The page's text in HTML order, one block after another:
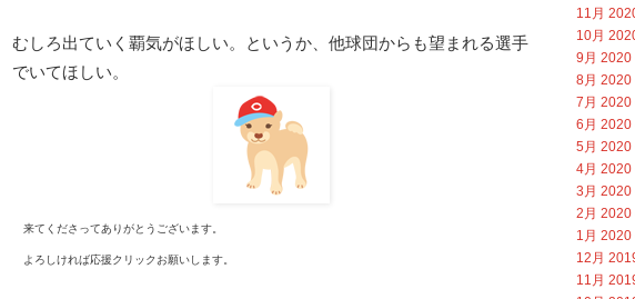
むしろ出ていく覇気がほしい。というか、他球団からも望まれる選手
でいてほしい。
来てくださってありがとうございます。
よろしければ応援クリックお願いします。
11月
10月
9月 2020
8月 2020
7月 2020
6月 2020
5月 2020
4月 2020
3月 2020
2月 2020
1月 2020
12月
11月